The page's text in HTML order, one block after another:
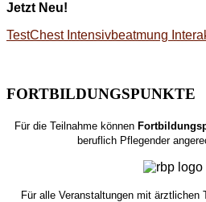
Jetzt Neu!
TestChest Intensivbeatmung
FORTBILDUNGSPUNKTE
Für die Teilnahme können
beruflich Pflegender
Für alle Veranstaltungen mit ärztlichen